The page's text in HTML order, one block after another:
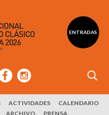
ENTRADAS
ACTIVIDADES
CALENDARIO
ARCHIVO PRENSA